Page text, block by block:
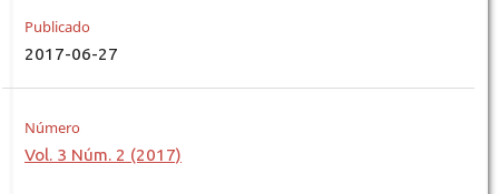
Publicado
2017-06-27
Número
Vol. 3 Núm. 2 (2017)